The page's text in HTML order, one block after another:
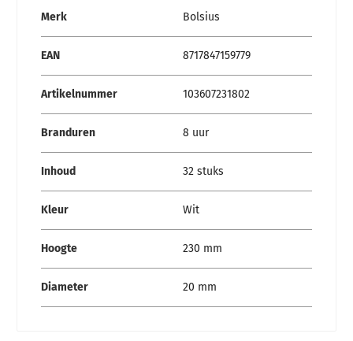
Merk
Bolsius
EAN 8717847159779
Artikelnummer 103607231802
Branduren 8 uur
Inhoud 32 stuks
Kleur Wit
Hoogte 230 mm
Diameter 20 mm